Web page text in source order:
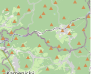
915 v
nádraží